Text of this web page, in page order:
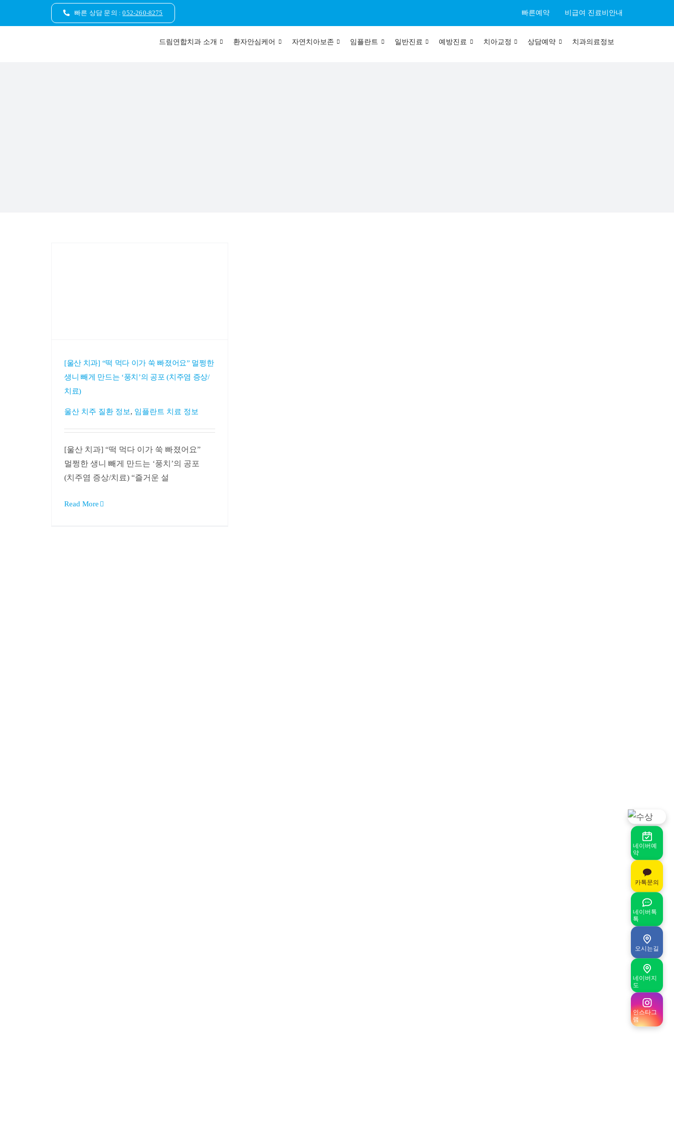
빠른 상담 문의 :052-260-8275 빠른예약 비급여 진료비안내
드림연합치과 소개 환자안심케어 자연치아보존 임플란트 일반진료 예방진료 치아교정 상담예약 치과의료정보
[울산 치과] “떡 먹다 이가 쑥 빠졌어요” 멀쩡한
생니 빼게 만드는 ‘풍치’의 공포 (치주염 증상/
치료)
울산 치주 질환 정보, 임플란트 치료 정보
[울산 치과] “떡 먹다 이가 쑥 빠졌어요”
멀쩡한 생니 빼게 만드는 ‘풍치’의 공포
(치주염 증상/치료) “즐거운 설
Read More
네이버예
약
카톡문의
네이버톡
톡
오시는길
네이버지
도
인스타그
램